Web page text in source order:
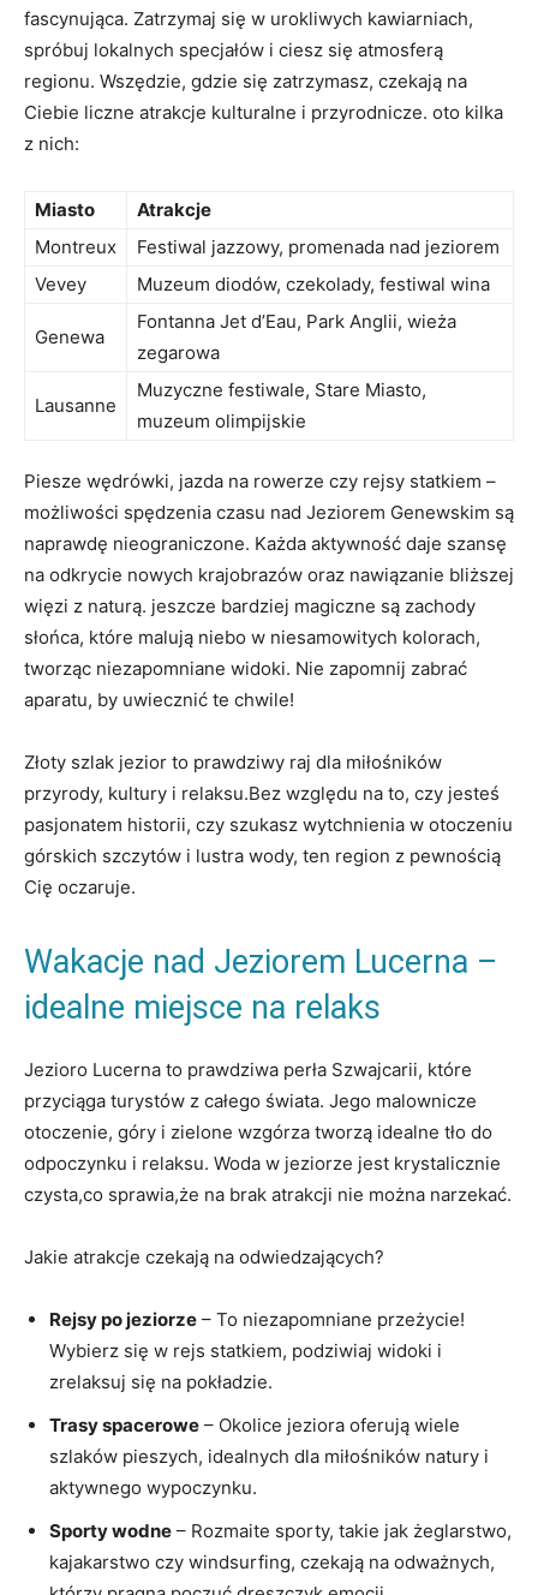
fascynująca. Zatrzymaj się w urokliwych kawiarniach,
spróbuj lokalnych specjałów i ciesz się atmosferą
regionu. Wszędzie, gdzie się zatrzymasz, czekają na
Ciebie liczne atrakcje kulturalne i przyrodnicze. oto kilka
z nich:
Miasto
Atrakcje
Montreux
Festiwal jazzowy, promenada nad jeziorem
Vevey
Muzeum diodów, czekolady, festiwal wina
Genewa
Fontanna Jet d’Eau, Park Anglii, wieża
zegarowa
Lausanne
Muzyczne festiwale, Stare Miasto,
muzeum olimpijskie
Piesze wędrówki, jazda na rowerze czy rejsy statkiem –
możliwości spędzenia czasu nad Jeziorem Genewskim są
naprawdę nieograniczone. Każda aktywność daje szansę
na odkrycie nowych krajobrazów oraz nawiązanie bliższej
więzi z naturą. jeszcze bardziej magiczne są zachody
słońca, które malują niebo w niesamowitych kolorach,
tworząc niezapomniane widoki. Nie zapomnij zabrać
aparatu, by uwiecznić te chwile!
Złoty szlak jezior to prawdziwy raj dla miłośników
przyrody, kultury i relaksu.Bez względu na to, czy jesteś
pasjonatem historii, czy szukasz wytchnienia w otoczeniu
górskich szczytów i lustra wody, ten region z pewnością
Cię oczaruje.
Wakacje nad Jeziorem Lucerna –
idealne miejsce na relaks
Jezioro Lucerna to prawdziwa perła Szwajcarii, które
przyciąga turystów z całego świata. Jego malownicze
otoczenie, góry i zielone wzgórza tworzą idealne tło do
odpoczynku i relaksu. Woda w jeziorze jest krystalicznie
czysta,co sprawia,że na brak atrakcji nie można narzekać.
Jakie atrakcje czekają na odwiedzających?
Rejsy po jeziorze – To niezapomniane przeżycie!
Wybierz się w rejs statkiem, podziwiaj widoki i
zrelaksuj się na pokładzie.
Trasy spacerowe – Okolice jeziora oferują wiele
szlaków pieszych, idealnych dla miłośników natury i
aktywnego wypoczynku.
Sporty wodne – Rozmaite sporty, takie jak żeglarstwo,
kajakarstwo czy windsurfing, czekają na odważnych,